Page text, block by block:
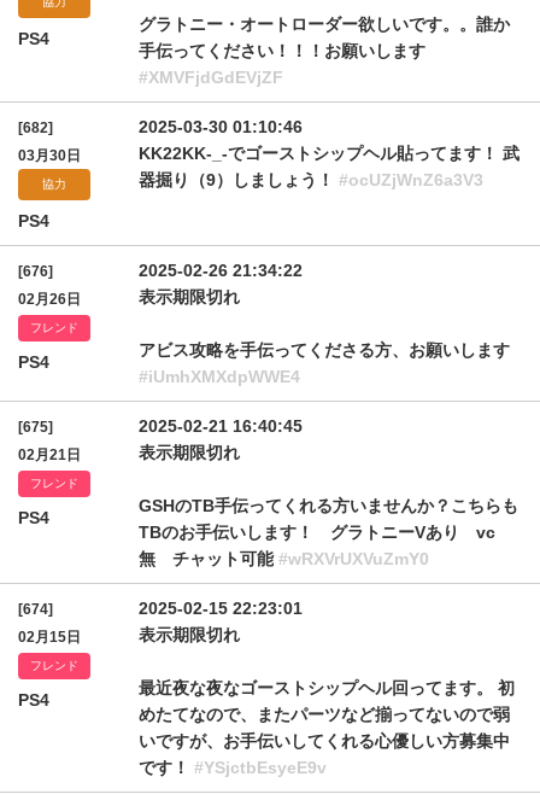
PS4
グラトニー・オートローダー欲しいです。。誰か
手伝ってください！！！お願いします
#XMVFjdGdEVjZF
[682]
03月30日
協力
PS4
2025-03-30 01:10:46
KK22KK-_-でゴーストシップヘル貼ってます！ 武
器掘り（9）しましょう！ #ocUZjWnZ6a3V3
[676]
02月26日
フレンド
PS4
2025-02-26 21:34:22
表示期限切れ
アビス攻略を手伝ってくださる方、お願いします
#iUmhXMXdpWWE4
[675]
02月21日
フレンド
PS4
2025-02-21 16:40:45
表示期限切れ
GSHのTB手伝ってくれる方いませんか？こちらも
TBのお手伝いします！ グラトニーVあり vc
無 チャット可能#wRXVrUXVuZmY0
[674]
02月15日
フレンド
PS4
2025-02-15 22:23:01
表示期限切れ
最近夜な夜なゴーストシップヘル回ってます。 初
めたてなので、またパーツなど揃ってないので弱
いですが、お手伝いしてくれる心優しい方募集中
です！ #YSjctbEsyeE9v